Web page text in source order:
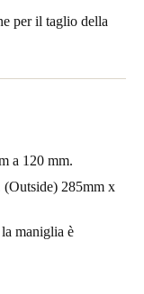
per il taglio della
a 120 mm.
285mm x
maniglia è